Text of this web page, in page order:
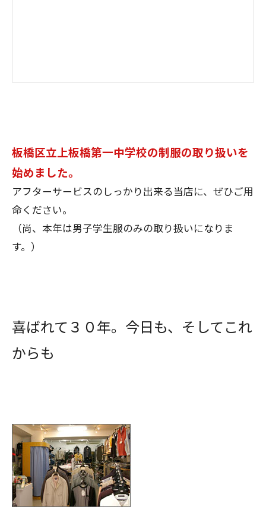
板橋区立上板橋第一中学校の制服の取り扱いを
始めました。
アフターサービスのしっかり出来る当店に、ぜひご用
命ください。
（尚、本年は男子学生服のみの取り扱いになりま
す。）
喜ばれて３０年。今日も、そしてこれ
からも